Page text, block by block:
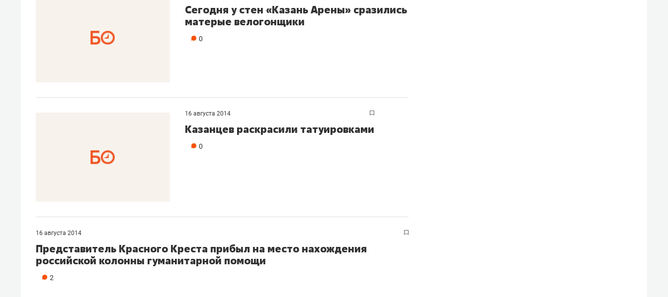
Сегодня у стен «Казань Арены» сразились
матерые велогонщики
0
16 августа 2014
Казанцев раскрасили татуировками
0
16 августа 2014
Представитель Красного Креста прибыл на место нахождения
российской колонны гуманитарной помощи
2